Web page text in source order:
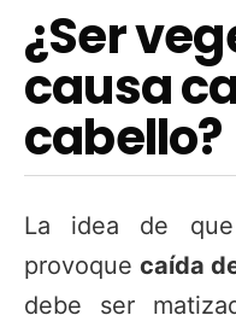
¿Ser
causa
cabello?
La idea de
provoque caída
debe ser